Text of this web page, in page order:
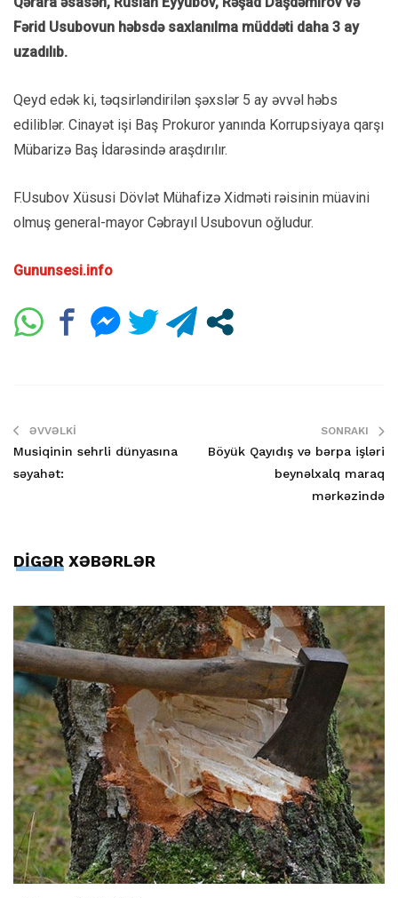
Fərid Usubovun həbsdə saxlanılma müddəti daha 3 ay
uzadılıb.
Qeyd edək ki, təqsirləndirilən şəxslər 5 ay əvvəl həbs
ediliblər. Cinayət işi Baş Prokuror yanında Korrupsiyaya qarşı
Mübarizə Baş İdarəsində araşdırılır.
F.Usubov Xüsusi Dövlət Mühafizə Xidməti rəisinin müavini
olmuş general-mayor Cəbrayıl Usubovun oğludur.
Gununsesi.info
ƏVVƏLKI
Musiqinin sehrli dünyasına
səyahət:
SONRAKI
Böyük Qayıdış və bərpa işləri
beynəlxalq maraq
mərkəzində
DİGƏR XƏBƏRLƏR